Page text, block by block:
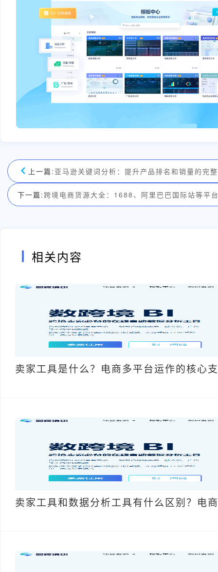
上一篇: 亚马逊关键词分析：提升产品排名和销量的完
下一篇: 跨境电商货源大全：1688、阿里巴巴国际站等平
相关内容
卖家工具是什么？电商多平台运作的核心
卖家工具和数据分析工具有什么区别？电